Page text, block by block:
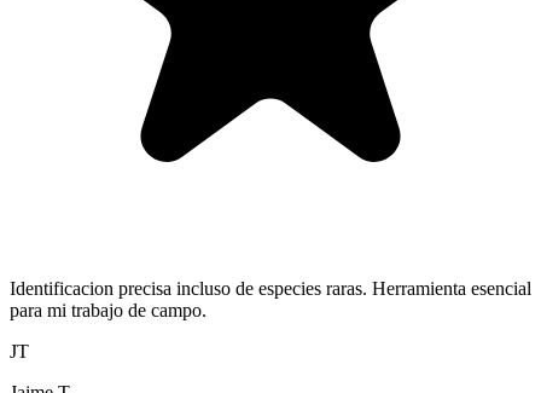
Identificacion precisa incluso de especies raras. Herramienta esencial
para mi trabajo de campo.
JT